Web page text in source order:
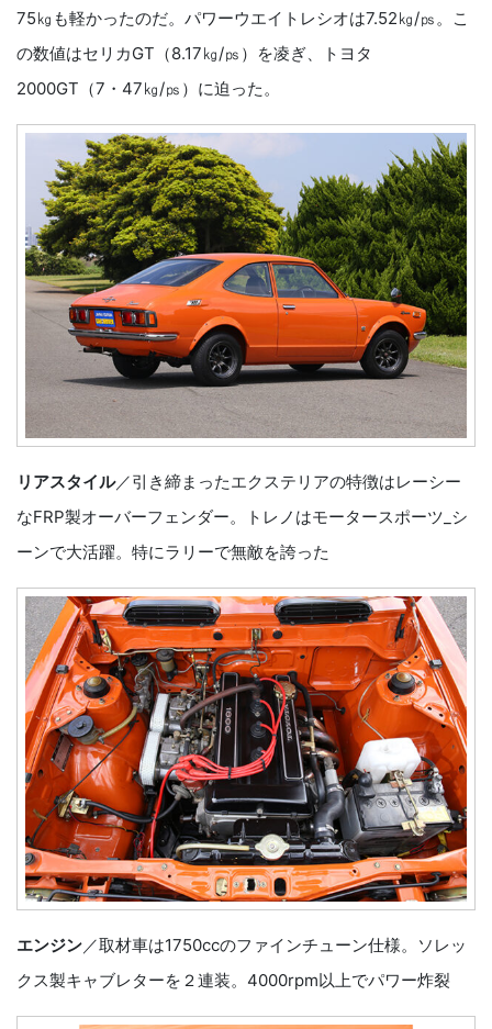
75㎏も軽かったのだ。パワーウエイトレシオは7.52㎏/㎰。こ
の数値はセリカGT（8.17㎏/㎰）を凌ぎ、トヨタ
2000GT（7・47㎏/㎰）に迫った。
リアスタイル／引き締まったエクステリアの特徴はレーシー
なFRP製オーバーフェンダー。トレノはモータースポーツ_シ
ーンで大活躍。特にラリーで無敵を誇った
エンジン／取材車は1750ccのファインチューン仕様。ソレッ
クス製キャブレターを２連装。4000rpm以上でパワー炸裂